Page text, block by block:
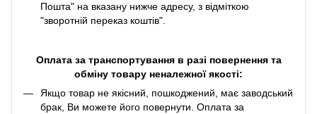
Пошта" на вказану нижче адресу, з відміткою
"зворотній переказ коштів".
Оплата за транспортування в разі повернення та
обміну товару неналежної якості:
Якщо товар не якісний, пошкоджений, має заводський
брак, Ви можете його повернути. Оплата за